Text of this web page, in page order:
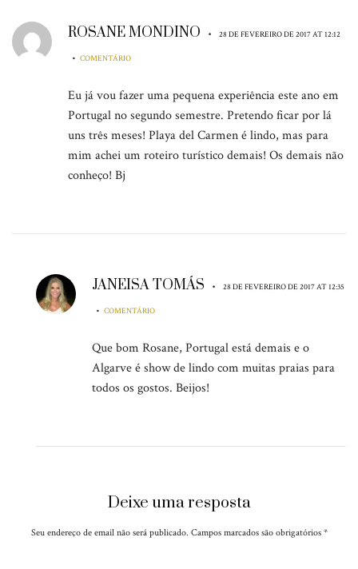
ROSANE MONDINO • 28 DE FEVEREIRO DE 2017 AT 12:12
• COMENTÁRIO
Eu já vou fazer uma pequena experiência este ano em
Portugal no segundo semestre. Pretendo ficar por lá
uns três meses! Playa del Carmen é lindo, mas para
mim achei um roteiro turístico demais! Os demais não
conheço! Bj
JANEISA TOMÁS • 28 DE FEVEREIRO DE 2017 AT 12:35
• COMENTÁRIO
Que bom Rosane, Portugal está demais e o
Algarve é show de lindo com muitas praias para
todos os gostos. Beijos!
Deixe uma resposta
Seu endereço de email não será publicado. Campos marcados são obrigatórios *